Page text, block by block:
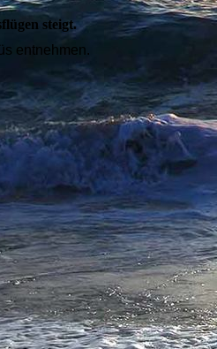
steigt.
entnehmen.